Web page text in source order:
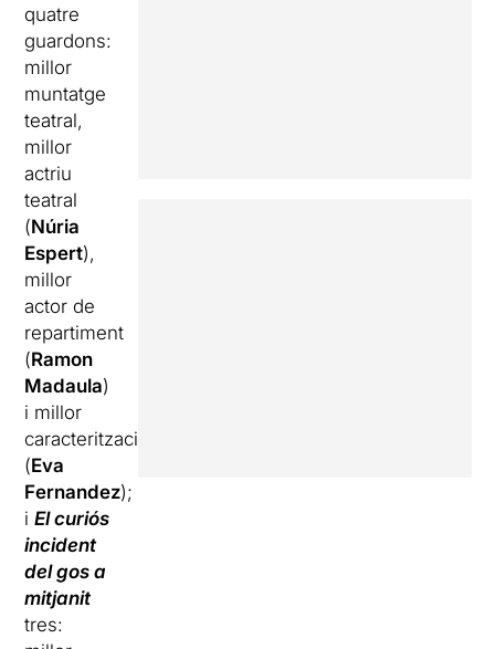
quatre
guardons:
millor
muntatge
teatral,
millor
actriu
teatral
(Núria
Espert),
millor
actor de
repartiment
(Ramon
Madaula)
i millor
caracterització
(Eva
Fernandez);
iEl curiós
incident
del gos a
mitjanit
tres: